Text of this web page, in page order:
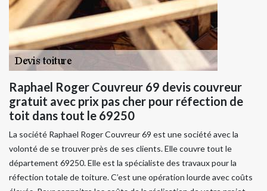
Raphael Roger Couvreur 69 devis couvreur
gratuit avec prix pas cher pour réfection de
toit dans tout le 69250
La société Raphael Roger Couvreur 69 est une société avec la
volonté de se trouver près de ses clients. Elle couvre tout le
département 69250. Elle est la spécialiste des travaux pour la
réfection totale de toiture. C’est une opération lourde avec coûts